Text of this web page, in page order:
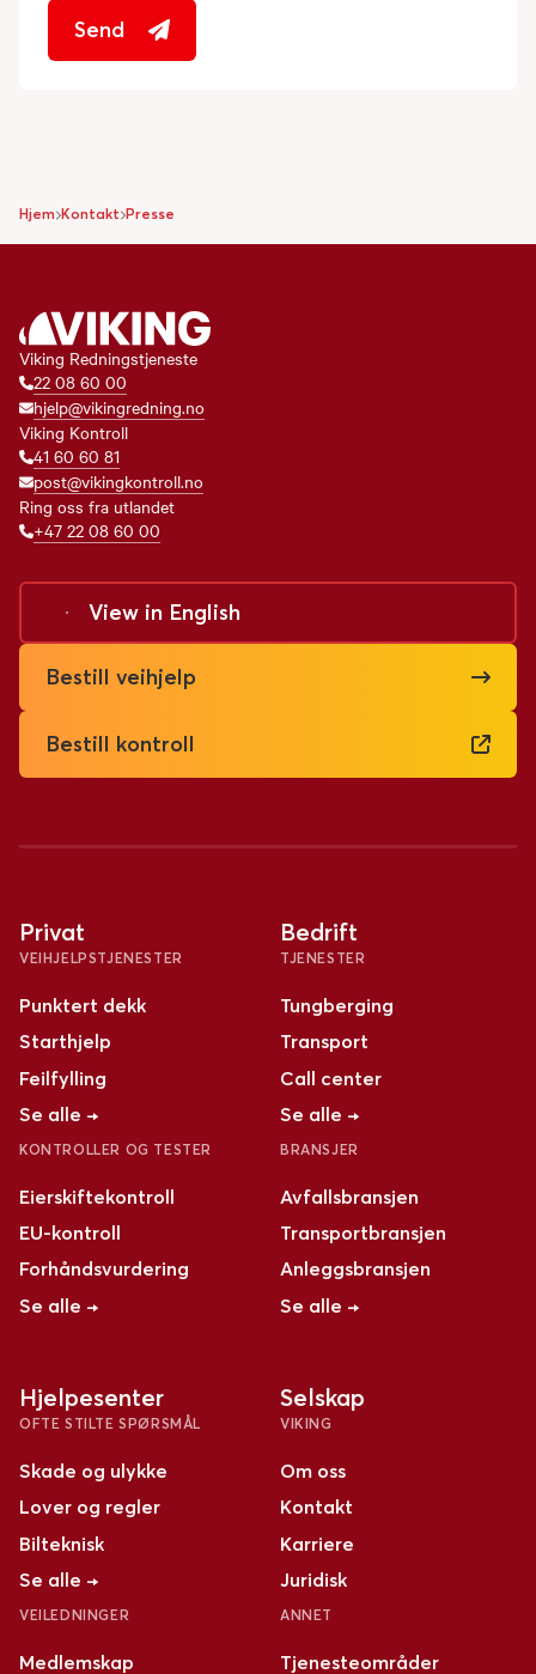
Send
Hjem Kontakt Presse
Viking Redningstjeneste
22 08 60 00
hjelp@vikingredning.no
Viking Kontroll
41 60 60 81
post@vikingkontroll.no
Ring oss fra utlandet
+47 22 08 60 00
View in English
Bestill veihjelp
Bestill kontroll
Privat
VEIHJELPSTJENESTER
Punktert dekk
Starthjelp
Feilfylling
Se alle →
KONTROLLER OG TESTER
Eierskiftekontroll
EU-kontroll
Forhåndsvurdering
Se alle →
Bedrift
TJENESTER
Tungberging
Transport
Call center
Se alle →
BRANSJER
Avfallsbransjen
Transportbransjen
Anleggsbransjen
Se alle →
Hjelpesenter
OFTE STILTE SPØRSMÅL
Skade og ulykke
Lover og regler
Bilteknisk
Se alle →
VEILEDNINGER
Medlemskap
Selskap
VIKING
Om oss
Kontakt
Karriere
Juridisk
ANNET
Tjenesteområder